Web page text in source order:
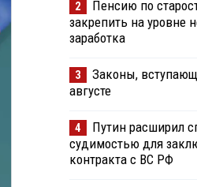
2
Пенсию по
закрепить на уровне
заработка
3
Законы,
августе
4
Путин расширил
судимостью для
контракта с ВС РФ